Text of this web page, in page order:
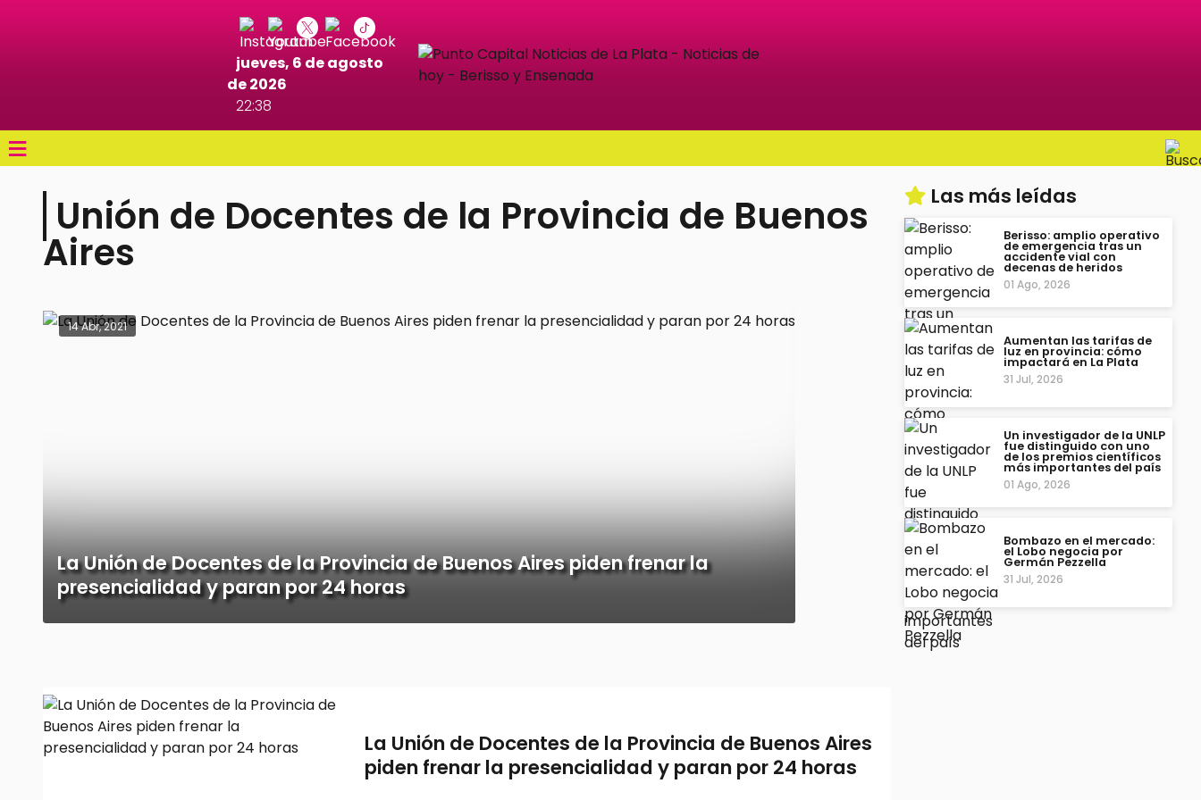
jueves, 6 de agosto
de 2026
22:38
≡
Las más leídas
Berisso: amplio operativo
de emergencia tras un
accidente vial con
decenas de heridos
01 Ago, 2026
Aumentan las tarifas de
luz en provincia: cómo
impactará en La Plata
31 Jul, 2026
Un investigador de la UNLP
fue distinguido con uno
de los premios científicos
más importantes del país
01 Ago, 2026
Bombazo en el mercado:
el Lobo negocia por
Germán Pezzella
31 Jul, 2026
Unión de Docentes de la Provincia de Buenos
Aires
14 Abr, 2021
La Unión de Docentes de la Provincia de Buenos Aires piden frenar la
presencialidad y paran por 24 horas
La Unión de Docentes de la Provincia de Buenos Aires
piden frenar la presencialidad y paran por 24 horas